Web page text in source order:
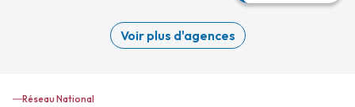
Voir plus d'agences
Réseau National